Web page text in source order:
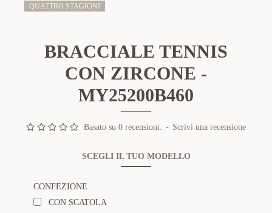
QUATTRO STAGIONI
BRACCIALE TENNIS
CON ZIRCONE -
MY25200B460
Basato su 0 recensioni. - Scrivi una recensione
SCEGLI IL TUO MODELLO
CONFEZIONE
CON SCATOLA